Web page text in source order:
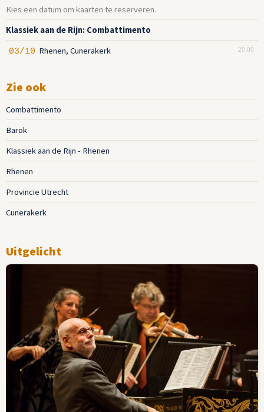
Kies een datum om kaarten te reserveren.
Klassiek aan de Rijn: Combattimento
20:00
03/10 Rhenen, Cunerakerk
Zie ook
Combattimento
Barok
Klassiek aan de Rijn - Rhenen
Rhenen
Provincie Utrecht
Cunerakerk
Uitgelicht